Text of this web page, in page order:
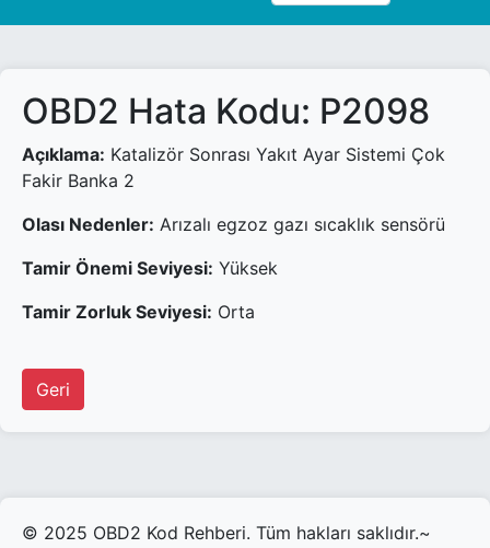
OBD2 Hata Kodu: P2098
Açıklama: Katalizör Sonrası Yakıt Ayar Sistemi Çok
Fakir Banka 2
Olası Nedenler: Arızalı egzoz gazı sıcaklık sensörü
Tamir Önemi Seviyesi: Yüksek
Tamir Zorluk Seviyesi: Orta
Geri
© 2025 OBD2 Kod Rehberi. Tüm hakları saklıdır.~